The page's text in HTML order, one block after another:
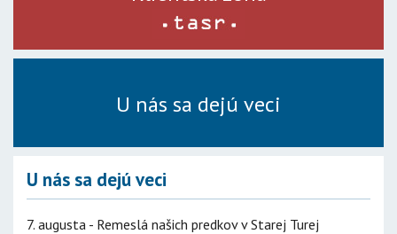
U nás sa dejú veci
U nás sa dejú veci
7. augusta - Remeslá našich predkov v Starej Turej